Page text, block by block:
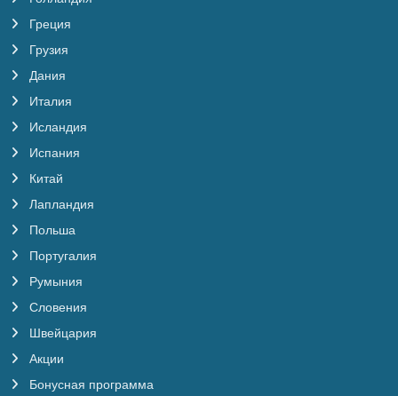
Греция
Грузия
Дания
Италия
Исландия
Испания
Китай
Лапландия
Польша
Португалия
Румыния
Словения
Швейцария
Акции
Бонусная программа